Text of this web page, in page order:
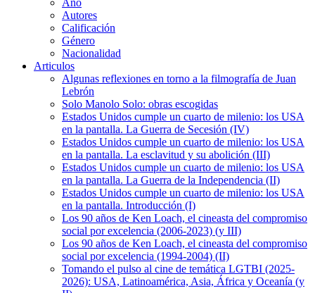
Año
Autores
Calificación
Género
Nacionalidad
Articulos
Algunas reflexiones en torno a la filmografía de Juan
Lebrón
Solo Manolo Solo: obras escogidas
Estados Unidos cumple un cuarto de milenio: los USA
en la pantalla. La Guerra de Secesión (IV)
Estados Unidos cumple un cuarto de milenio: los USA
en la pantalla. La esclavitud y su abolición (III)
Estados Unidos cumple un cuarto de milenio: los USA
en la pantalla. La Guerra de la Independencia (II)
Estados Unidos cumple un cuarto de milenio: los USA
en la pantalla. Introducción (I)
Los 90 años de Ken Loach, el cineasta del compromiso
social por excelencia (2006-2023) (y III)
Los 90 años de Ken Loach, el cineasta del compromiso
social por excelencia (1994-2004) (II)
Tomando el pulso al cine de temática LGTBI (2025-
2026): USA, Latinoamérica, Asia, África y Oceanía (y